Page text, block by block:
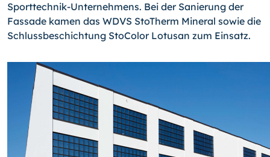
Sporttechnik-Unternehmens. Bei der Sanierung der
Fassade kamen das WDVS StoTherm Mineral sowie die
Schlussbeschichtung StoColor Lotusan zum Einsatz.